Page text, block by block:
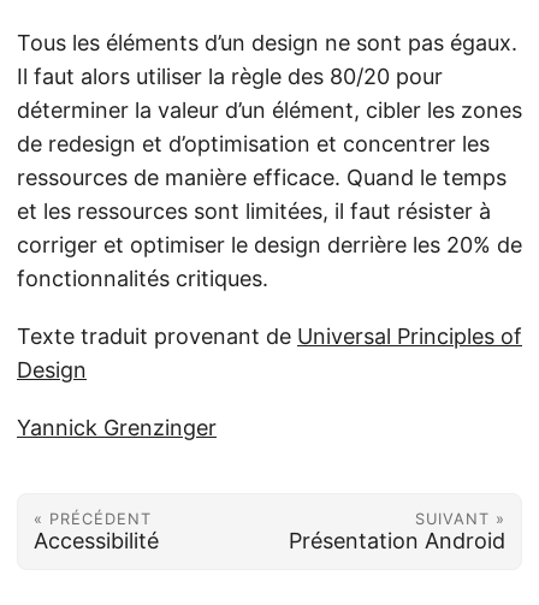
Tous les éléments d’un design ne sont pas égaux.
Il faut alors utiliser la règle des 80/20 pour
déterminer la valeur d’un élément, cibler les zones
de redesign et d’optimisation et concentrer les
ressources de manière efficace. Quand le temps
et les ressources sont limitées, il faut résister à
corriger et optimiser le design derrière les 20% de
fonctionnalités critiques.
Texte traduit provenant de Universal Principles of
Design
Yannick Grenzinger
« PRÉCÉDENT
Accessibilité
SUIVANT »
Présentation Android